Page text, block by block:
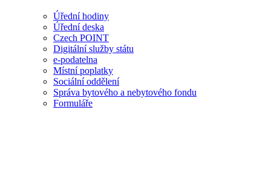
Úřední hodiny
Úřední deska
Czech POINT
Digitální služby státu
e-podatelna
Místní poplatky
Sociální oddělení
Správa bytového a nebytového fondu
Formuláře